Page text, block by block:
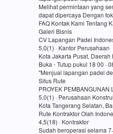
Melihat permintaan yang
dapat dipercaya Dengan
FAQ Kontak Kami Tentang
Galeri Bisnis
CV Lapangan Padel
5,0(1) · Kantor Perusahaan
Kota Jakarta Pusat,
Buka ⋅ Tutup pukul 18 00 ·
"Menjual lapangan padel
Situs Rute
PROYEK PEMBANGUNAN
5,0(1) · Perusahaan
Kota Tangerang Selatan,
Rute Kontraktor Olah
4,5(18) · Kontraktor
Sudah beroperasi selama